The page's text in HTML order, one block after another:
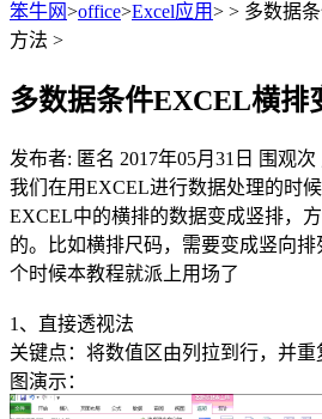
笨牛网>office>Excel应用> > 多数据
方法 >
多数据条件EXCEL横排
发布者: 匿名 2017年05月31日 围观次
我们在用EXCEL进行数据处理的时
EXCEL中的横排的数据变成竖排，
的。比如横排尺码，需要变成竖向
个时候本教程就派上用场了
1、直接透视法
关键点：将数值区由列拉到行，并
图演示：